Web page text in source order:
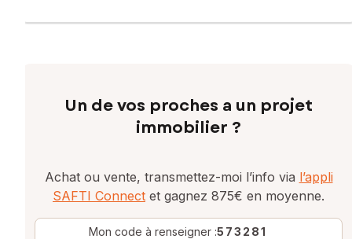
Un de vos proches a un projet
immobilier ?
Achat ou vente, transmettez-moi l’info via l’appli
SAFTI Connect et gagnez 875€ en moyenne.
Mon code à renseigner :573281